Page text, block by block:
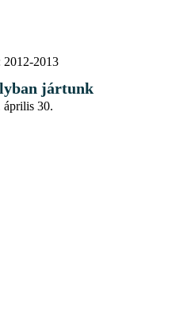
2012-2013
jártunk
április 30.